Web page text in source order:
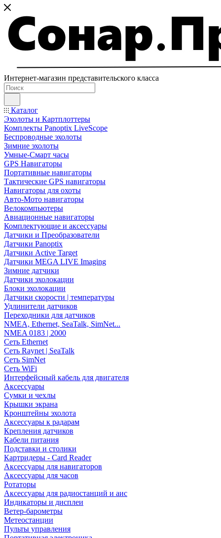
Интернет-магазин представительского класса
Каталог
Эхолоты и Картплоттеры
Комплекты Panoptix LiveScope
Беспроводные эхолоты
Зимние эхолоты
Умные-Смарт часы
GPS Навигаторы
Портативные навигаторы
Тактические GPS навигаторы
Навигаторы для охоты
Авто-Мото навигаторы
Велокомпьютеры
Авиационные навигаторы
Комплектующие и аксессуары
Датчики и Преобразователи
Датчики Panoptix
Датчики Active Target
Датчики MEGA LIVE Imaging
Зимние датчики
Датчики эхолокации
Блоки эхолокации
Датчики скорости | температуры
Удлинители датчиков
Переходники для датчиков
NMEA, Ethernet, SeaTalk, SimNet...
NMEA 0183 | 2000
Сеть Ethernet
Сеть Raynet | SeaTalk
Сеть SimNet
Сеть WiFi
Интерфейсный кабель для двигателя
Аксессуары
Сумки и чехлы
Крышки экрана
Кронштейны эхолота
Аксессуары к радарам
Крепления датчиков
Кабели питания
Подставки и столики
Картридеры - Card Reader
Аксессуары для навигаторов
Аксессуары для часов
Ротаторы
Аксессуары для радиостанций и аис
Индикаторы и дисплеи
Ветер-барометры
Метеостанции
Пульты управления